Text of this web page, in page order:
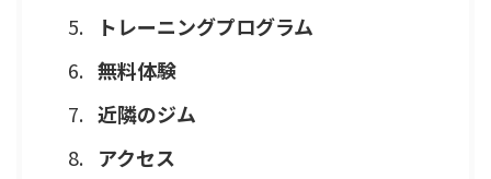
トレーニングプログラム
無料体験
近隣のジム
アクセス